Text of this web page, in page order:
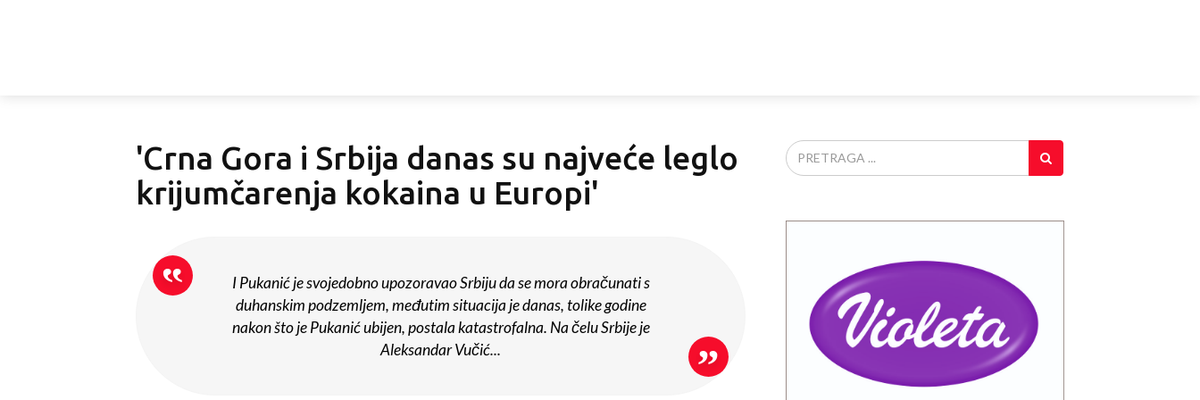
'Crna Gora i Srbija danas su najveće leglo
krijumčarenja kokaina u Europi'
I Pukanić je svojedobno upozoravao Srbiju da se mora obračunati s
duhanskim podzemljem, međutim situacija je danas, tolike godine
nakon što je Pukanić ubijen, postala katastrofalna. Na čelu Srbije je
Aleksandar Vučić...